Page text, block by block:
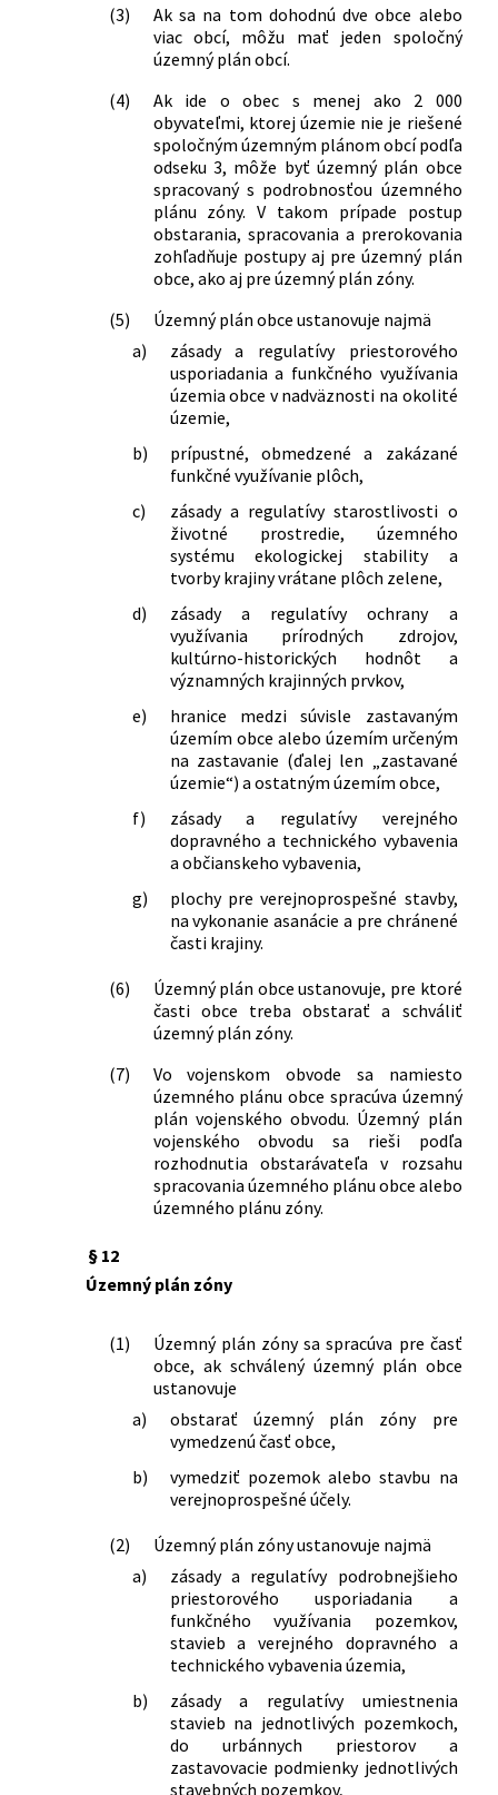
(3)
Ak sa na tom dohodnú dve obce alebo
viac obcí, môžu mať jeden spoločný
územný plán obcí.
(4)
Ak ide o obec s menej ako 2 000
obyvateľmi, ktorej územie nie je riešené
spoločným územným plánom obcí podľa
odseku 3, môže byť územný plán obce
spracovaný s podrobnosťou územného
plánu zóny. V takom prípade postup
obstarania, spracovania a prerokovania
zohľadňuje postupy aj pre územný plán
obce, ako aj pre územný plán zóny.
(5)
Územný plán obce ustanovuje najmä
a)
zásady a regulatívy priestorového
usporiadania a funkčného využívania
územia obce v nadväznosti na okolité
územie,
b)
prípustné, obmedzené a zakázané
funkčné využívanie plôch,
c)
zásady a regulatívy starostlivosti o
životné prostredie, územného
systému ekologickej stability a
tvorby krajiny vrátane plôch zelene,
d)
zásady a regulatívy ochrany a
využívania prírodných zdrojov,
kultúrno-historických hodnôt a
významných krajinných prvkov,
e)
hranice medzi súvisle zastavaným
územím obce alebo územím určeným
na zastavanie (ďalej len „zastavané
územie“) a ostatným územím obce,
f)
zásady a regulatívy verejného
dopravného a technického vybavenia
a občianskeho vybavenia,
g)
plochy pre verejnoprospešné stavby,
na vykonanie asanácie a pre chránené
časti krajiny.
(6)
Územný plán obce ustanovuje, pre ktoré
časti obce treba obstarať a schváliť
územný plán zóny.
(7)
Vo vojenskom obvode sa namiesto
územného plánu obce spracúva územný
plán vojenského obvodu. Územný plán
vojenského obvodu sa rieši podľa
rozhodnutia obstarávateľa v rozsahu
spracovania územného plánu obce alebo
územného plánu zóny.
§ 12
Územný plán zóny
(1)
Územný plán zóny sa spracúva pre časť
obce, ak schválený územný plán obce
ustanovuje
a)
obstarať územný plán zóny pre
vymedzenú časť obce,
b)
vymedziť pozemok alebo stavbu na
verejnoprospešné účely.
(2)
Územný plán zóny ustanovuje najmä
a)
zásady a regulatívy podrobnejšieho
priestorového usporiadania a
funkčného využívania pozemkov,
stavieb a verejného dopravného a
technického vybavenia územia,
b)
zásady a regulatívy umiestnenia
stavieb na jednotlivých pozemkoch,
do urbánnych priestorov a
zastavovacie podmienky jednotlivých
stavebných pozemkov,